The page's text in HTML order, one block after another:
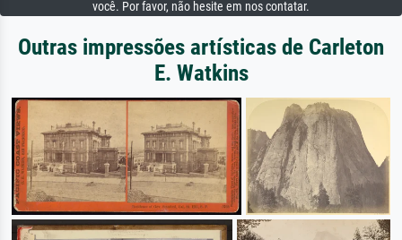
você. Por favor, não hesite em nos contatar.
Outras impressões artísticas de Carleton
E. Watkins